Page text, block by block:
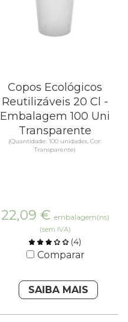
Copos Ecológicos
Reutilizáveis 20 Cl -
Embalagem 100 Uni
Transparente
(Quantidade: 100 unidades, Cor:
Transparente)
22,09 € embalagem(ns)
(sem IVA)
(4)
Comparar
SAIBA MAIS